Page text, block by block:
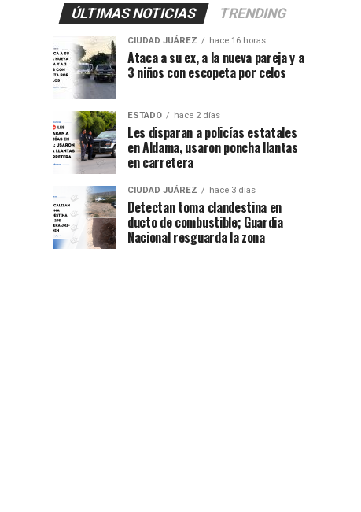
ÚLTIMAS NOTICIAS TRENDING
CIUDAD JUÁREZ hace 16 horas
Ataca a su ex, a la nueva pareja y a
3 niños con escopeta por celos
ESTADO hace 2 días
Les disparan a policías estatales
en Aldama, usaron poncha llantas
en carretera
CIUDAD JUÁREZ hace 3 días
Detectan toma clandestina en
ducto de combustible; Guardia
Nacional resguarda la zona